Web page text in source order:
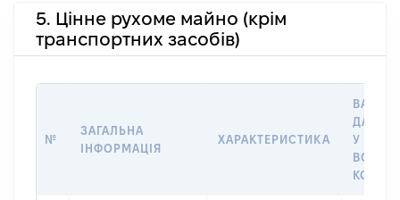
5. Цінне рухоме майно (крім
транспортних засобів)
№
ЗАГАЛЬНА
ІНФОРМАЦІЯ
ХАРАКТЕРИСТИКА
ДАТУ
У